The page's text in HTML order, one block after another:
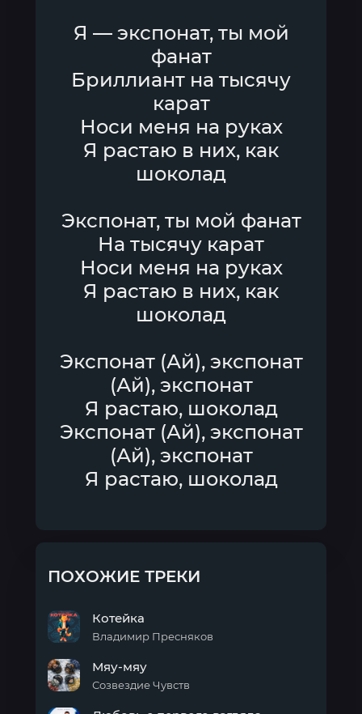
Я — экспонат, ты мой
фанат
Бриллиант на тысячу
карат
Носи меня на руках
Я растаю в них, как
шоколад
Экспонат, ты мой фанат
На тысячу карат
Носи меня на руках
Я растаю в них, как
шоколад
Экспонат (Ай), экспонат
(Ай), экспонат
Я растаю, шоколад
Экспонат (Ай), экспонат
(Ай), экспонат
Я растаю, шоколад
ПОХОЖИЕ ТРЕКИ
Котейка
Владимир Пресняков
Мяу-мяу
Созвездие Чувств